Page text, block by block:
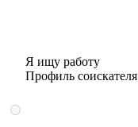
Я ищу работу
Профиль соискателя